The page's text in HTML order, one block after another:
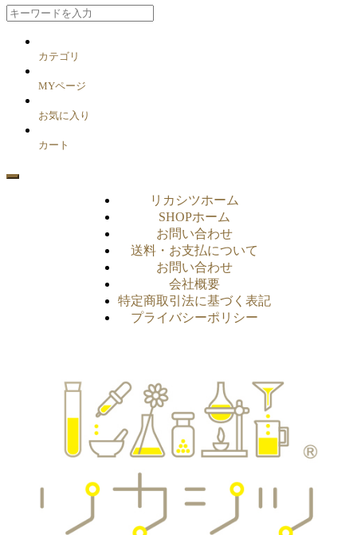
カテゴリ
MYページ
お気に入り
カート
リカシツホーム
SHOPホーム
お問い合わせ
送料・お支払について
お問い合わせ
会社概要
特定商取引法に基づく表記
プライバシーポリシー